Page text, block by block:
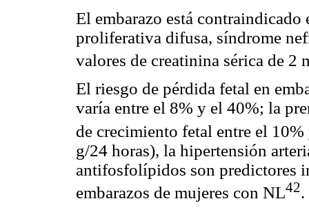
El embarazo está contraindicado
proliferativa difusa, síndrome
valores de creatinina sérica de 2
El riesgo de pérdida fetal en
varía entre el 8% y el 40%; la
de crecimiento fetal entre el
g/24 horas), la hipertensión
antifosfolípidos son predictores
embarazos de mujeres con NL42.